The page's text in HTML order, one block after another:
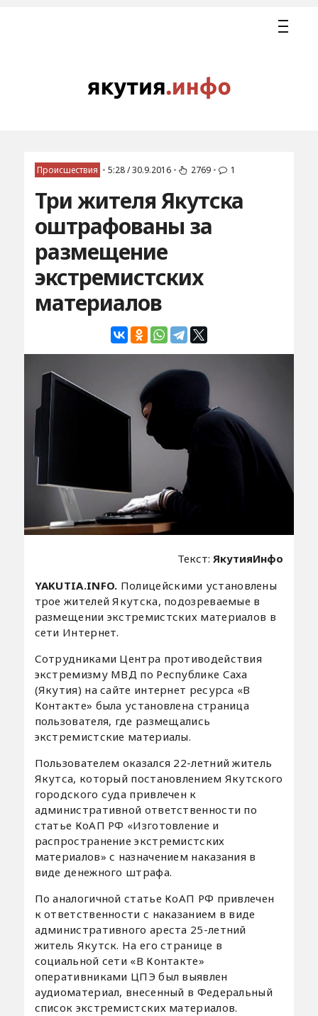
Происшествия • 5:28 / 30.9.2016 • 2769 • 1
Три жителя Якутска
оштрафованы за
размещение
экстремистских
материалов
Текст:ЯкутияИнфо
YAKUTIA.INFO. Полицейскими установлены
трое жителей Якутска, подозреваемые в
размещении экстремистских материалов в
сети Интернет.
Сотрудниками Центра противодействия
экстремизму МВД по Республике Саха
(Якутия) на сайте интернет ресурса «В
Контакте» была установлена страница
пользователя, где размещались
экстремистские материалы.
Пользователем оказался 22-летний житель
Якутса, который постановлением Якутского
городского суда привлечен к
административной ответственности по
статье КоАП РФ «Изготовление и
распространение экстремистских
материалов» с назначением наказания в
виде денежного штрафа.
По аналогичной статье КоАП РФ привлечен
к ответственности с наказанием в виде
административного ареста 25-летний
житель Якутск. На его странице в
социальной сети «В Контакте»
оперативниками ЦПЭ был выявлен
аудиоматериал, внесенный в Федеральный
список экстремистских материалов.